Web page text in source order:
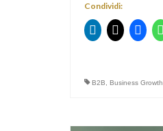
Condividi:
B2B, Business Growth